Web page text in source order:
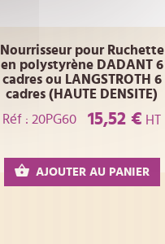
Nourrisseur pour Ruchette
en polystyrène DADANT 6
cadres ou LANGSTROTH 6
cadres (HAUTE DENSITE)
Réf : 20PG60
15,52 € HT
AJOUTER AU PANIER